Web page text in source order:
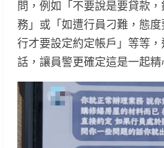
問，例如「不要說是要貸款
務」或「如遭行員刁難，態
行才要設定約定帳戶」等等
話，讓員警更確定這是一起精